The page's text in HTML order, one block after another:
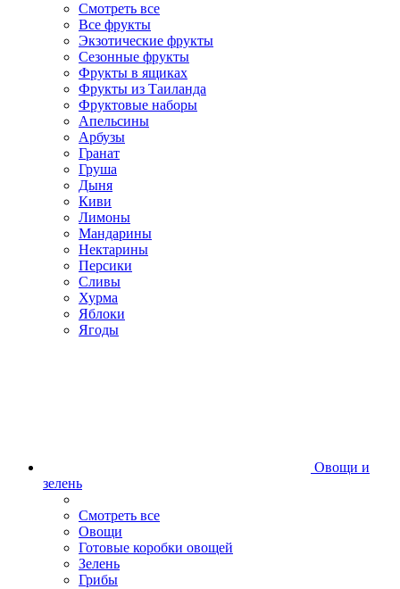
Смотреть все
Все фрукты
Экзотические фрукты
Сезонные фрукты
Фрукты в ящиках
Фрукты из Таиланда
Фруктовые наборы
Апельсины
Арбузы
Гранат
Груша
Дыня
Киви
Лимоны
Мандарины
Нектарины
Персики
Сливы
Хурма
Яблоки
Ягоды
Овощи и
зелень
Смотреть все
Овощи
Готовые коробки овощей
Зелень
Грибы